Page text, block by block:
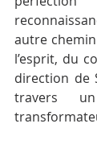
autre
l’esprit, du
direction de
travers